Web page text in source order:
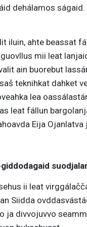
dehálamos
iluin, ahte beassat
mii leat
ain buorebut
teknihkat dahket
lea
leat fállun
Eija
giddodagaid
ii leat
Siidda
ja divvojuvvo